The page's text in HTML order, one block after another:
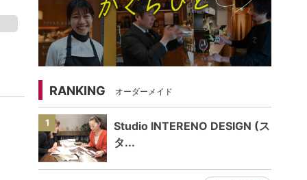
RANKING オーダーメイド
1
Studio INTERENO DESIGN (ス
タ...